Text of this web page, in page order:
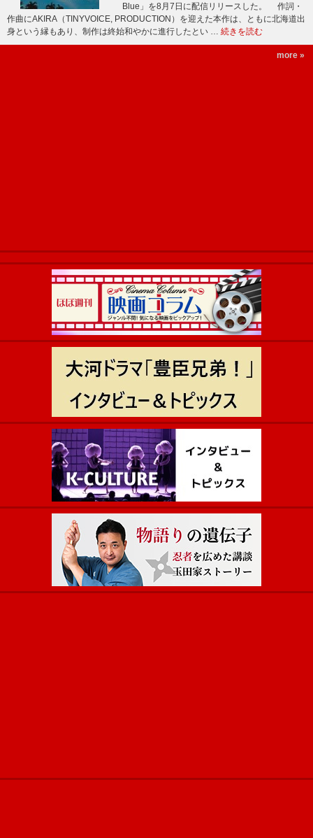
Blue」を8月7日に配信リリースした。 作詞・
作曲にAKIRA（TINYVOICE, PRODUCTION）を迎えた本作は、ともに北海道出
身という縁もあり、制作は終始和やかに進行したとい … 続きを読む
more »